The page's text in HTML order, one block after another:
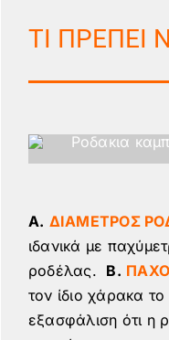
ΤΙ ΠΡΕΠΕΙ
Α. ΔΙΑΜΕΤΡΟΣ
ιδανικά με
ροδέλας. Β.
τον ίδιο χάρακα
εξασφάλιση ότι η